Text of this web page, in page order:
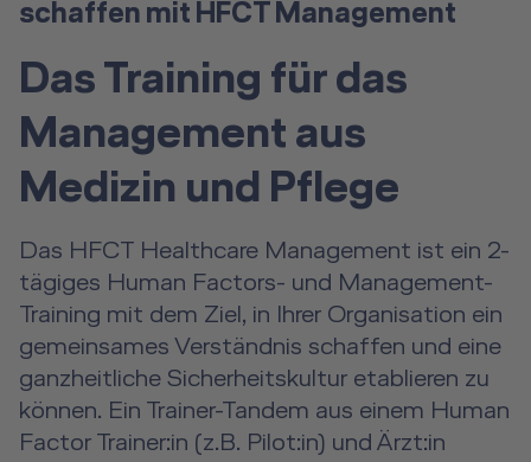
schaffen mit HFCT Management
Das Training für das
Management aus
Medizin und Pflege
Das HFCT Healthcare Management ist ein 2-
tägiges Human Factors- und Management-
Training mit dem Ziel, in Ihrer Organisation ein
gemeinsames Verständnis schaffen und eine
ganzheitliche Sicherheitskultur etablieren zu
können. Ein Trainer-Tandem aus einem Human
Factor Trainer:in (z.B. Pilot:in) und Ärzt:in